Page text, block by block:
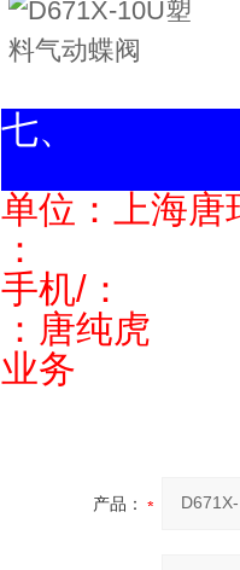
单位：上海唐
：
手机/：
：唐纯虎
业务
产品：